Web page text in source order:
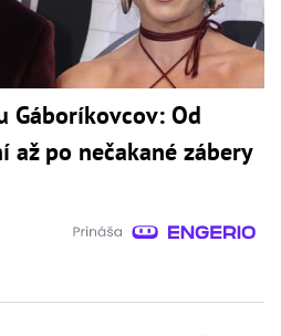
Gáboríkovcov: Od
až po nečakané zábery